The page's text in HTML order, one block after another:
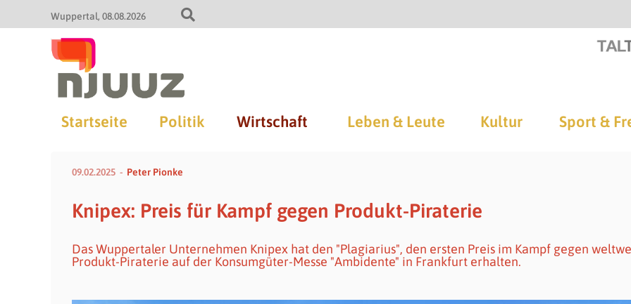
Wuppertal 08.08.2026
Startseite Politik Wirtschaft Leben & Leute Kultur Sport &
09.02.2025 Peter Pionke
Knipex: Preis für Kampf gegen Produkt-Piraterie
Das Wuppertaler Unternehmen Knipex hat den "Plagiarius", den ersten Preis im Kampf gegen
Produkt-Piraterie auf der Konsumgüter-Messe "Ambidente" in Frankfurt erhalten.